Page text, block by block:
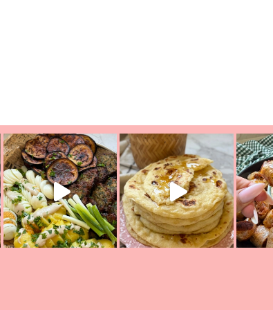
מעול
לאכול משהו אז מה בשבילכם? בפ
פסטל טוניסאי לתשעת הימים, חשבתי מה לחדש לכם ונראה
אורז יצירתי לתשעת